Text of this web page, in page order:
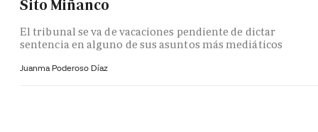
Sito Miñanco
El tribunal se va de vacaciones pendiente de dictar
sentencia en alguno de sus asuntos más mediáticos
Juanma Poderoso Díaz